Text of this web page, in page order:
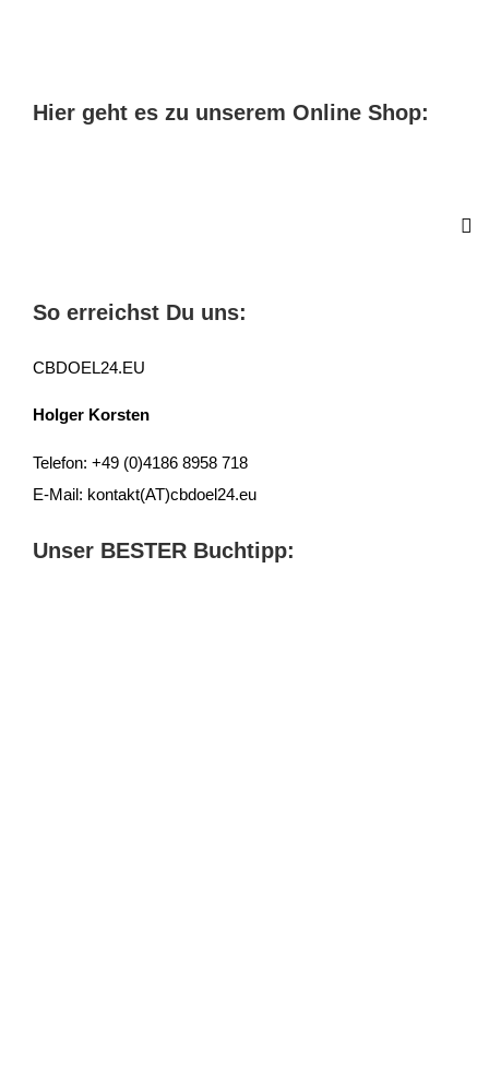
Hier geht es zu unserem Online Shop:
So erreichst Du uns:
CBDOEL24.EU
Holger Korsten
Telefon: +49 (0)4186 8958 718
E-Mail: kontakt(AT)cbdoel24.eu
Unser BESTER Buchtipp: